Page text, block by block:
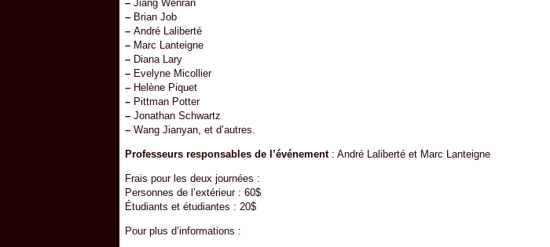
–Jiang Wenran
–Brian Job
–André Laliberté
–Marc Lanteigne
–Diana Lary
–Evelyne Micollier
–Helène Piquet
–Pittman Potter
–Jonathan Schwartz
–Wang Jianyan, et d’autres.
Professeurs responsables de l’événement: André Laliberté et Marc Lanteigne
Frais pour les deux journées :
Personnes de l’extérieur : 60$
Étudiants et étudiantes : 20$
Pour plus d’informations :